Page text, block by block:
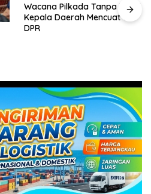
Wacana Pilkada Tanpa Wakil
Kepala Daerah Mencuat di
DPR